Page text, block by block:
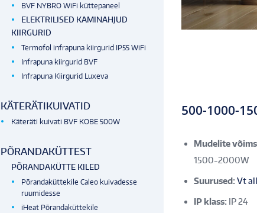
500-1000-
Mudelite
1500-2000W
Suurused:Vt
IP klass: IP 24
BVF NYBRO WiFi küttepaneel
ELEKTRILISED KAMINAHJUD
KIIRGURID
Termofol infrapuna kiirgurid IP55 WiFi
Infrapuna kiirgurid BVF
Infrapuna Kiirgurid Luxeva
KÄTERÄTIKUIVATID
Käteräti kuivati BVF KOBE 500W
PÕRANDAKÜTTEST
PÕRANDAKÜTTE KILED
Põrandaküttekile Caleo kuivadesse
ruumidesse
iHeat Põrandaküttekile